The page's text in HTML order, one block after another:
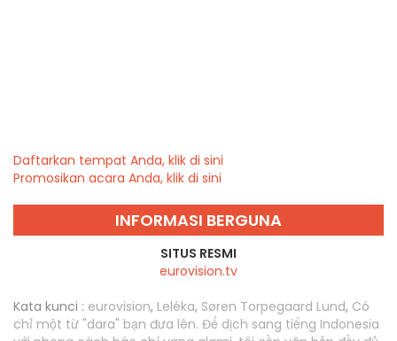
Daftarkan tempat Anda, klik di sini
Promosikan acara Anda, klik di sini
INFORMASI BERGUNA
SITUS RESMI
eurovision.tv
Kata kunci : eurovision, Leléka, Søren Torpegaard Lund, Có
chỉ một từ "dara" bạn đưa lên. Để dịch sang tiếng Indonesia